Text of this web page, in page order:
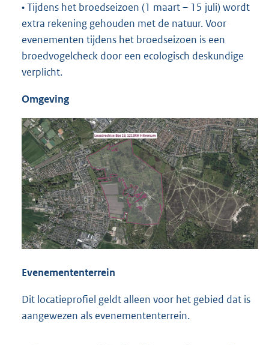
• Tijdens het broedseizoen (1 maart – 15 juli) wordt
extra rekening gehouden met de natuur. Voor
evenementen tijdens het broedseizoen is een
broedvogelcheck door een ecologisch deskundige
verplicht.
Omgeving
Evenemententerrein
Dit locatieprofiel geldt alleen voor het gebied dat is
aangewezen als evenemententerrein.